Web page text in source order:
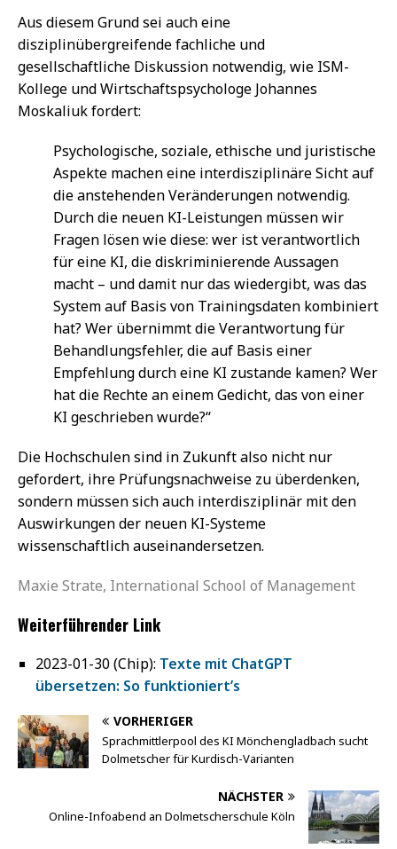
Aus diesem Grund sei auch eine
disziplinübergreifende fachliche und
gesellschaftliche Diskussion notwendig, wie ISM-
Kollege und Wirtschaftspsychologe Johannes
Moskaliuk fordert:
Psychologische, soziale, ethische und juristische
Aspekte machen eine interdisziplinäre Sicht auf
die anstehenden Veränderungen notwendig.
Durch die neuen KI-Leistungen müssen wir
Fragen lösen wie diese: wer ist verantwortlich
für eine KI, die diskriminierende Aussagen
macht – und damit nur das wiedergibt, was das
System auf Basis von Trainingsdaten kombiniert
hat? Wer übernimmt die Verantwortung für
Behandlungsfehler, die auf Basis einer
Empfehlung durch eine KI zustande kamen? Wer
hat die Rechte an einem Gedicht, das von einer
KI geschrieben wurde?“
Die Hochschulen sind in Zukunft also nicht nur
gefordert, ihre Prüfungsnachweise zu überdenken,
sondern müssen sich auch interdisziplinär mit den
Auswirkungen der neuen KI-Systeme
wissenschaftlich auseinandersetzen.
Maxie Strate, International School of Management
Weiterführender Link
2023-01-30 (Chip): Texte mit ChatGPT
übersetzen: So funktioniert’s
VORHERIGER
Sprachmittlerpool des KI Mönchengladbach sucht
Dolmetscher für Kurdisch-Varianten
NÄCHSTER
Online-Infoabend an Dolmetscherschule Köln